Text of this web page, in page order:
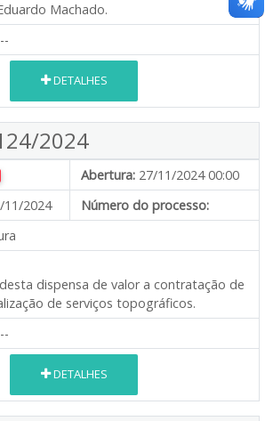
Machado.
DETALHES
2024
Abertura: 27/11/2024 00:00
11/2024
Número do processo:
dispensa de valor a contratação de
de serviços topográficos.
DETALHES